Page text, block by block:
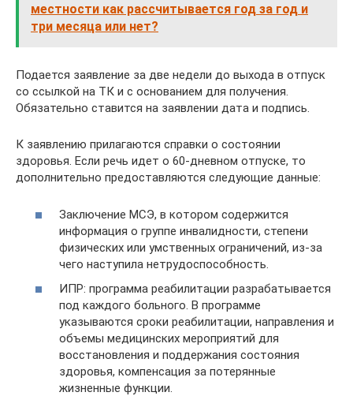
местности как рассчитывается год за год и
три месяца или нет?
Подается заявление за две недели до выхода в отпуск
со ссылкой на ТК и с основанием для получения.
Обязательно ставится на заявлении дата и подпись.
К заявлению прилагаются справки о состоянии
здоровья. Если речь идет о 60-дневном отпуске, то
дополнительно предоставляются следующие данные:
Заключение МСЭ, в котором содержится
информация о группе инвалидности, степени
физических или умственных ограничений, из-за
чего наступила нетрудоспособность.
ИПР: программа реабилитации разрабатывается
под каждого больного. В программе
указываются сроки реабилитации, направления и
объемы медицинских мероприятий для
восстановления и поддержания состояния
здоровья, компенсация за потерянные
жизненные функции.